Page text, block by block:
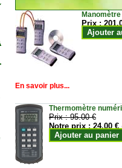
Prix :
Ajouter
En savoir plus...
Thermomètre
Prix :95.00 €
Notre prix :24.00 €
Ajouter au panier